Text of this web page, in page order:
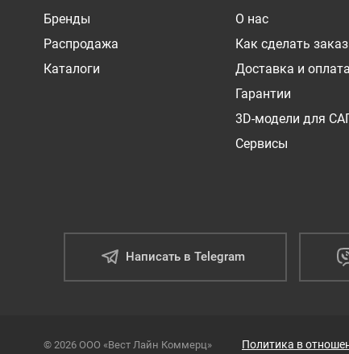
Бренды
Распродажа
Каталоги
О нас
Как сделать заказ
Доставка и оплата
Гарантии
3D-модели для
Сервисы
Написать в Telegram
© 2026 ООО «Вест Лайн Коммерц» Политика в